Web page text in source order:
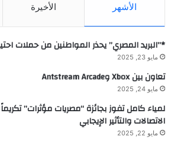
الأشهر الأخيرة
*”البريد المصري” يحذر المواطنين من حملات
مايو 23, 2025
تعاون بين Xbox وAntstream Arcade
مايو 24, 2025
لمياء كامل تفوز بجائزة “مصريات مؤثرات”
الاتصالات والتأثير الإيجابي
مايو 22, 2025